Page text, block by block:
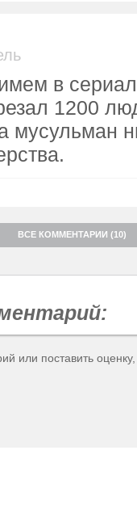
в
1200
мусульман
ВСЕ КОММЕНТАРИИ (10)
или поставить